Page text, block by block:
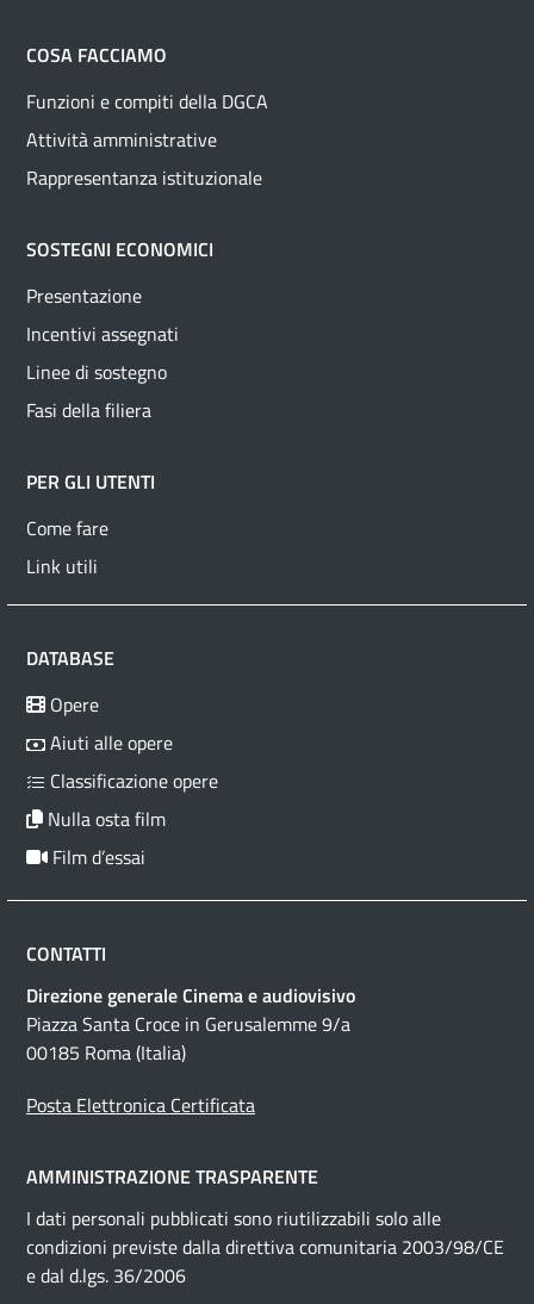
COSA FACCIAMO
Funzioni e compiti della DGCA
Attività amministrative
Rappresentanza istituzionale
SOSTEGNI ECONOMICI
Presentazione
Incentivi assegnati
Linee di sostegno
Fasi della filiera
PER GLI UTENTI
Come fare
Link utili
DATABASE
Opere
Aiuti alle opere
Classificazione opere
Nulla osta film
Film d’essai
CONTATTI
Direzione generale Cinema e audiovisivo
Piazza Santa Croce in Gerusalemme 9/a
00185 Roma (Italia)
Posta Elettronica Certificata
AMMINISTRAZIONE TRASPARENTE
I dati personali pubblicati sono riutilizzabili solo alle
condizioni previste dalla direttiva comunitaria 2003/98/CE
e dal d.lgs. 36/2006